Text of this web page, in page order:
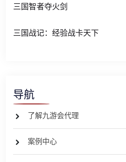
三国智者夺火剑
三国战记：经验战卡天下
导航
了解九游会代理
案例中心